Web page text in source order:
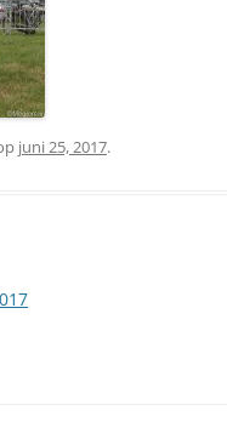
juni 25, 2017.